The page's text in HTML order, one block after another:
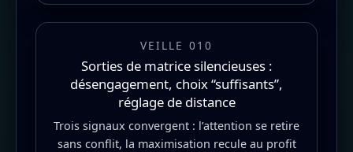
VEILLE 010
Sorties de matrice silencieuses :
désengagement, choix “suffisants”,
réglage de distance
Trois signaux convergent : l’attention se retire
sans conflit, la maximisation recule au profit